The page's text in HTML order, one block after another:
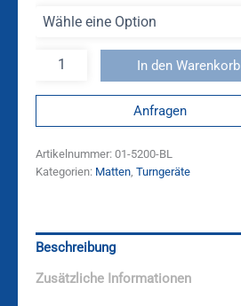
In den Warenkorb
Anfragen
Artikelnummer: 01-5200-BL
Kategorien: Matten Turngeräte
Beschreibung
Zusätzliche Informationen